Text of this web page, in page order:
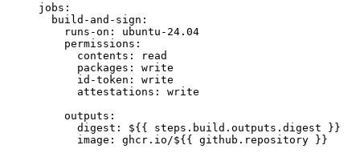
jobs :
build-and-sign :
runs-on : ubuntu-24.04
permissions :
contents :
read
packages : write
id-token : write
attestations : write
outputs :
digest : ${{ steps.build.outputs.digest }}
image : ghcr.io/${{ github.repository }}